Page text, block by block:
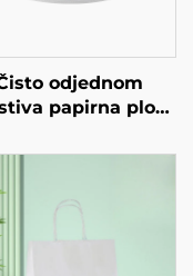
odjednom
papirna ploča
ploča za
Snack Sushi
Sandwich Kruh
Čokolada
Zivotinja hrana